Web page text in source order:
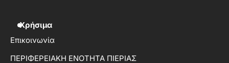
Χρήσιμα
Επικοινωνία
ΠΕΡΙΦΕΡΕΙΑΚΗ ΕΝΟΤΗΤΑ ΠΙΕΡΙΑΣ